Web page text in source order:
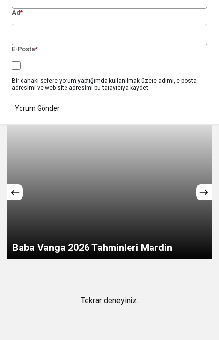
Ad*
E-Posta*
Bir dahaki sefere yorum yaptığımda kullanılmak üzere adımı, e-posta
adresimi ve web site adresimi bu tarayıcıya kaydet.
Yorum Gönder
Baba Vanga 2026 Tahminleri Mardin
Tekrar deneyiniz.